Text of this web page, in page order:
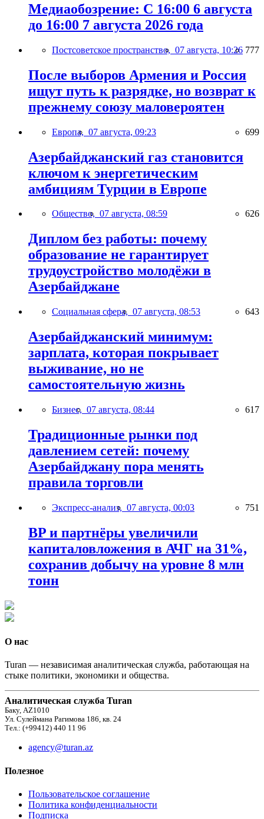
Медиаобозрение: С 16:00 6 августа
до 16:00 7 августа 2026 года
Постсоветское пространство, 07 августа, 10:26 777
После выборов Армения и Россия
ищут путь к разрядке, но возврат к
прежнему союзу маловероятен
Европа, 07 августа, 09:23 699
Азербайджанский газ становится
ключом к энергетическим
амбициям Турции в Европе
Общество, 07 августа, 08:59 626
Диплом без работы: почему
образование не гарантирует
трудоустройство молодёжи в
Азербайджане
Социальная сфера, 07 августа, 08:53 643
Азербайджанский минимум:
зарплата, которая покрывает
выживание, но не
самостоятельную жизнь
Бизнес, 07 августа, 08:44 617
Традиционные рынки под
давлением сетей: почему
Азербайджану пора менять
правила торговли
Экспресс-анализ, 07 августа, 00:03 751
BP и партнёры увеличили
капиталовложения в АЧГ на 31%,
сохранив добычу на уровне 8 млн
тонн
О нас
Turan — независимая аналитическая служба, работающая на
стыке политики, экономики и общества.
Аналитическая служба Turan
Баку, AZ1010
Ул. Сулеймана Рагимова 186, кв. 24
Тел.: (+99412) 440 11 96
agency@turan.az
Полезное
Пользовательское соглашение
Политика конфиденциальности
Подписка